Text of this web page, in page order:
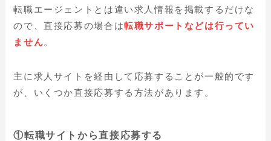
転職エージェントとは違い求人情報を掲載するだけな
ので、直接応募の場合は転職サポートなどは行ってい
ません。
主に求人サイトを経由して応募することが一般的です
が、いくつか直接応募する方法があります。
①転職サイトから直接応募する